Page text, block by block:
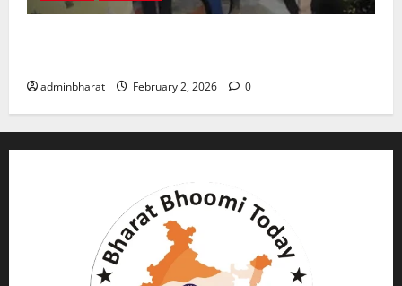
adminbharat February 2, 2026 0